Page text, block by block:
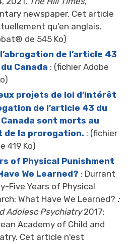
newspaper. Cet article
qu'en anglais.
de 545 Ko)
de l’article 43
Canada : (fichier Adobe
projets de loi d’intérêt
de l’article 43 du
sont morts au
la prorogation. : (fichier
419 Ko)
of Physical Punishment
We Learned? : Durrant
Five Years of Physical
What Have We Learned? :
Adolesc Psychiatry2017;
Academy of Child and
Cet article n'est